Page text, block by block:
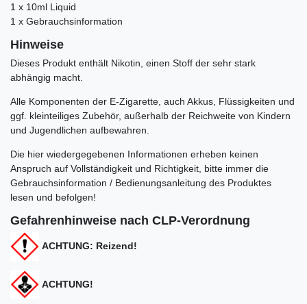
1 x 10ml Liquid
1 x Gebrauchsinformation
Hinweise
Dieses Produkt enthält Nikotin, einen Stoff der sehr stark
abhängig macht.
Alle Komponenten der E-Zigarette, auch Akkus, Flüssigkeiten und
ggf. kleinteiliges Zubehör, außerhalb der Reichweite von Kindern
und Jugendlichen aufbewahren.
Die hier wiedergegebenen Informationen erheben keinen
Anspruch auf Vollständigkeit und Richtigkeit, bitte immer die
Gebrauchsinformation / Bedienungsanleitung des Produktes
lesen und befolgen!
Gefahrenhinweise nach CLP-Verordnung
ACHTUNG: Reizend!
ACHTUNG!